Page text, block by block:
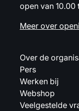
open van 10.00
Meer over
Over de
Pers
Werken bij
Webshop
Veelgestelde